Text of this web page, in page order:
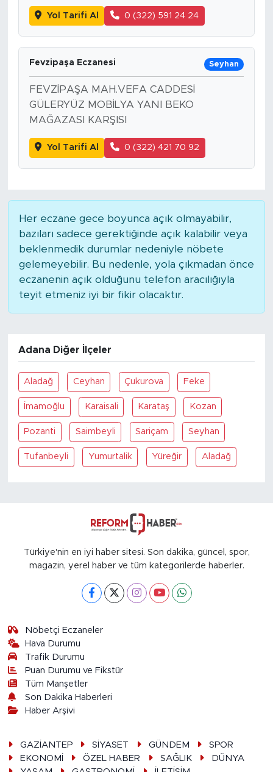
Yol Tarifi Al 0 (322) 591 24 24
Fevzipaşa Eczanesi Seyhan
FEVZİPAŞA MAH.VEFA CADDESİ
GÜLERYÜZ MOBİLYA YANI BEKO
MAĞAZASI KARŞISI
Yol Tarifi Al 0 (322) 421 70 92
Her eczane gece boyunca açık olmayabilir,
bazıları sadece gerektiğinde açık kalabilir veya
beklenmedik durumlar nedeniyle nöbete
gelemeyebilir. Bu nedenle, yola çıkmadan önce
eczanenin açık olduğunu telefon aracılığıyla
teyit etmeniz iyi bir fikir olacaktır.
Adana Diğer İlçeler
Aladağ Ceyhan Çukurova Feke
İmamoğlu Karaisali Karataş Kozan
Pozanti Saimbeyli Sariçam Seyhan
Tufanbeyli Yumurtalik Yüreğir Aladağ
Türkiye'nin en iyi haber sitesi. Son dakika, güncel, spor,
magazin, yerel haber ve tüm kategorilerde haberler.
Nöbetçi Eczaneler
Hava Durumu
Trafik Durumu
Puan Durumu ve Fikstür
Tüm Manşetler
Son Dakika Haberleri
Haber Arşivi
GAZİANTEP SİYASET GÜNDEM
SPOR
EKONOMİ
ÖZEL HABER SAĞLIK
DÜNYA